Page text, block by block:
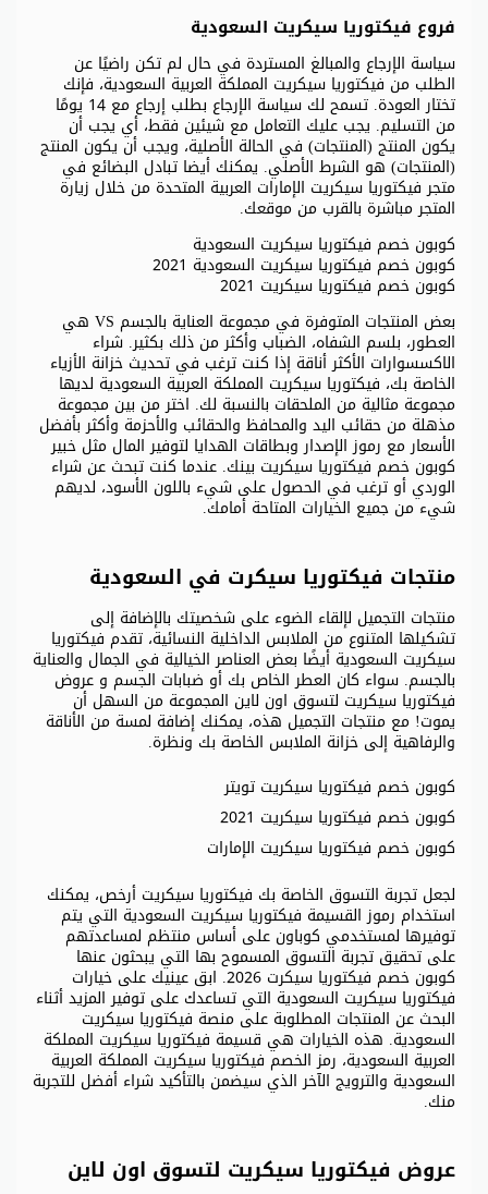
عروض فيكتوريا سيكريت لتسوق اون لاين
لجعل تجربة التسوق الخاصة بك فيكتوريا سيكريت أرخص، يمكنك
استخدام رموز القسيمة فيكتوريا سيكريت السعودية التي يتم
توفيرها لمستخدمي كوباون على أساس منتظم لمساعدتهم
على تحقيق تجربة التسوق المسموح بها التي يبحثون عنها
كوبون خصم فيكتوريا سيكرت 2026. ابق عينيك على خيارات
فيكتوريا سيكريت السعودية التي تساعدك على توفير المزيد أثناء
البحث عن المنتجات المطلوبة على منصة فيكتوريا سيكريت
السعودية. هذه الخيارات هي قسيمة فيكتوريا سيكريت المملكة
العربية السعودية، رمز الخصم فيكتوريا سيكريت المملكة العربية
السعودية والترويج الآخر الذي سيضمن بالتأكيد شراء أفضل للتجربة
منك.
كوبون خصم فيكتوريا سيكريت تويتر
كوبون خصم فيكتوريا سيكريت 2021
كوبون خصم فيكتوريا سيكريت الإمارات
منتجات التجميل لإلقاء الضوء على شخصيتك بالإضافة إلى
تشكيلها المتنوع من الملابس الداخلية النسائية، تقدم فيكتوريا
سيكريت السعودية أيضًا بعض العناصر الخيالية في الجمال والعناية
بالجسم. سواء كان العطر الخاص بك أو ضبابات الجسم و عروض
فيكتوريا سيكريت لتسوق اون لاين المجموعة من السهل أن
يموت! مع منتجات التجميل هذه، يمكنك إضافة لمسة من الأناقة
والرفاهية إلى خزانة الملابس الخاصة بك ونظرة.
منتجات فيكتوريا سيكرت في السعودية
بعض المنتجات المتوفرة في مجموعة العناية بالجسم VS هي
العطور، بلسم الشفاه، الضباب وأكثر من ذلك بكثير. شراء
الاكسسوارات الأكثر أناقة إذا كنت ترغب في تحديث خزانة الأزياء
الخاصة بك، فيكتوريا سيكريت المملكة العربية السعودية لديها
مجموعة مثالية من الملحقات بالنسبة لك. اختر من بين مجموعة
مذهلة من حقائب اليد والمحافظ والحقائب والأحزمة وأكثر بأفضل
الأسعار مع رموز الإصدار وبطاقات الهدايا لتوفير المال مثل خبير
كوبون خصم فيكتوريا سيكريت بينك. عندما كنت تبحث عن شراء
الوردي أو ترغب في الحصول على شيء باللون الأسود، لديهم
شيء من جميع الخيارات المتاحة أمامك.
كوبون خصم فيكتوريا سيكريت السعودية
كوبون خصم فيكتوريا سيكريت السعودية 2021
كوبون خصم فيكتوريا سيكريت 2021
سياسة الإرجاع والمبالغ المستردة في حال لم تكن راضيًا عن
الطلب من فيكتوريا سيكريت المملكة العربية السعودية، فإنك
تختار العودة. تسمح لك سياسة الإرجاع بطلب إرجاع مع 14 يومًا
من التسليم. يجب عليك التعامل مع شيئين فقط، أي يجب أن
يكون المنتج (المنتجات) في الحالة الأصلية، ويجب أن يكون المنتج
(المنتجات) هو الشرط الأصلي. يمكنك أيضا تبادل البضائع في
متجر فيكتوريا سيكريت الإمارات العربية المتحدة من خلال زيارة
المتجر مباشرة بالقرب من موقعك.
فروع فيكتوريا سيكريت السعودية